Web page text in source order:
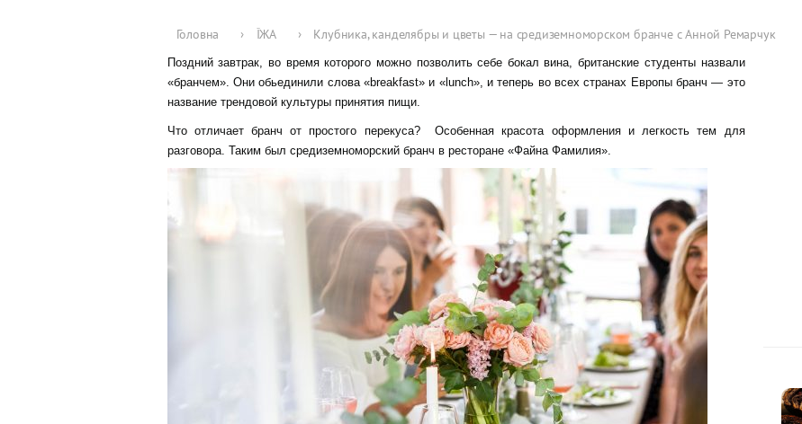
Головна › ЇЖА › Клубника, канделябры и цветы — на средиземноморском бранче с Анной Ремарчук
Поздний завтрак, во время которого можно позволить себе бокал вина, британские студенты назвали
«бранчем». Они обьединили слова «breakfast» и «lunch», и теперь во всех странах Европы бранч — это
название трендовой культуры принятия пищи.
Что отличает бранч от простого перекуса? Особенная красота оформления и легкость тем для
разговора. Таким был средиземноморский бранч в ресторане «Файна Фамилия».